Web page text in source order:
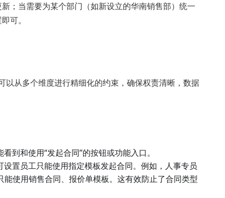
；当需要为某个部门（如新设立的华南销售部）统一
可。
以从多个维度进行精细化的约束，确保权责清晰，数据
到和使用“发起合同”的按钮或功能入口。
置员工只能使用指定模板发起合同。例如，人事专员
使用销售合同、报价单模板。这有效防止了合同类型